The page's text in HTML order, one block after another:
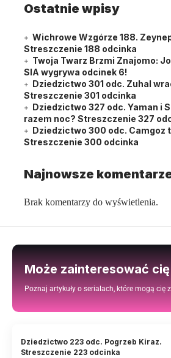
Ostatnie wpisy
Wichrowe Wzgórze 188.
Streszczenie 188 odcinka
Twoja Twarz Brzmi Znajomo:
SIA wygrywa odcinek 6!
Dziedzictwo 301 odc. Zuhal
Streszczenie 301 odcinka
Dziedzictwo 327 odc. Yaman i
razem noc? Streszczenie 327
Dziedzictwo 300 odc. Camgoz
Streszczenie 300 odcinka
Najnowsze
Brak komentarzy do wyświetlenia.
Może zainteresować
Poznaj artykuły o serialach, które mogą cię
Dziedzictwo 223 odc. Pogrzeb Kiraz.
Streszczenie 223 odcinka